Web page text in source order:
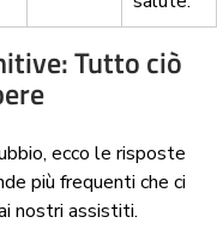
Tutto ciò
ecco le risposte
più frequenti che ci
nostri assistiti.